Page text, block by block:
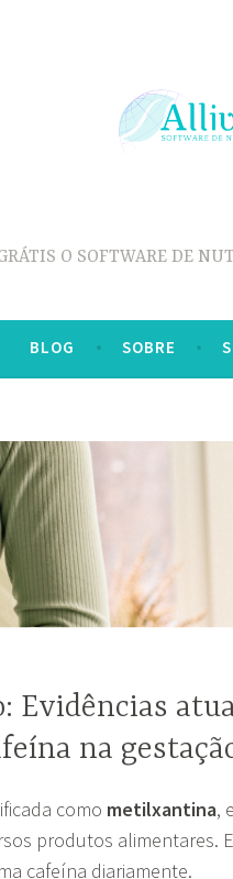
O SOFTWARE DE
BLOG SOBRE
Evidências
na
como metilxantina,
produtos alimentares.
cafeína diariamente.